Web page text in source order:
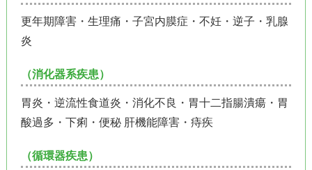
更年期障害・生理痛・子宮内膜症・不妊・逆子・乳腺
炎
（消化器系疾患）
胃炎・逆流性食道炎・消化不良・胃十二指腸潰瘍・胃
酸過多・下痢・便秘 肝機能障害・痔疾
（循環器疾患）